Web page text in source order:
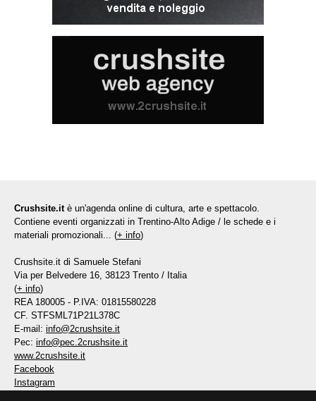
Crushsite.it è un'agenda online di cultura, arte e spettacolo.
Contiene eventi organizzati in Trentino-Alto Adige / le schede e i
materiali promozionali... (+ info)
Crushsite.it di Samuele Stefani
Via per Belvedere 16, 38123 Trento / Italia
(+ info)
REA 180005 - P.IVA: 01815580228
CF. STFSML71P21L378C
E-mail: info@2crushsite.it
Pec: info@pec.2crushsite.it
www.2crushsite.it
Facebook
Instagram